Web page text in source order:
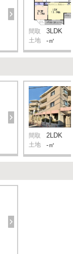
間取 3LDK
土地 -㎡
間取 2LDK
土地 -㎡